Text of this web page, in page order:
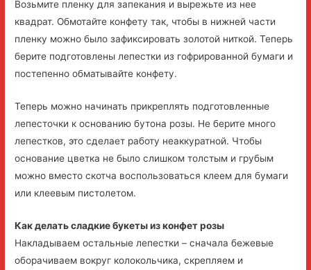
Возьмите пленку для запекания и вырежьте из нее
квадрат. Обмотайте конфету так, чтобы в нижней части
пленку можно было зафиксировать золотой ниткой. Теперь
берите подготовлены лепестки из гофрированной бумаги и
постепенно обматывайте конфету.
Теперь можно начинать прикреплять подготовленные
лепесточки к основанию бутона розы. Не берите много
лепестков, это сделает работу неаккуратной. Чтобы
основание цветка не было слишком толстым и грубым
можно вместо скотча воспользоваться клеем для бумаги
или клеевым пистолетом.
Как делать сладкие букеты из конфет розы
Накладываем остальные лепестки – сначала бежевые
оборачиваем вокруг колокольчика, скрепляем и